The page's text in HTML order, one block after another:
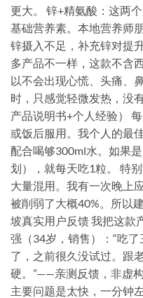
更大。 锌+精氨酸：这两
基础营养素。本地营养师
锌摄入不足，补充锌对提
多产品不一样，这款不含
以不会出现心慌、头痛、
时，只感觉轻微发热，没
产品说明书+个人经验）
或饭后服用。我个人的最
配合喝够300ml水。如果
划），就每天吃1粒。 特
大量混用。我有一次晚上
被削弱了大概40%。所以
坡真实用户反馈 我把这款
强（34岁，销售）：“吃
了，之前很久没试过。跟
硬。”——亲测反馈，非虚
主要问题是太快，一分钟